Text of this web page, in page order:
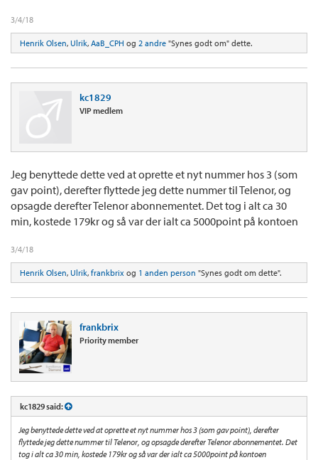
3/4/18
Henrik Olsen, Ulrik, AaB_CPH og 2 andre "Synes godt om" dette.
kc1829
VIP medlem
Jeg benyttede dette ved at oprette et nyt nummer hos 3 (som
gav point), derefter flyttede jeg dette nummer til Telenor, og
opsagde derefter Telenor abonnementet. Det tog i alt ca 30
min, kostede 179kr og så var der ialt ca 5000point på kontoen
3/4/18
Henrik Olsen, Ulrik, frankbrix og 1 anden person "Synes godt om dette".
frankbrix
Priority member
kc1829 said:
Jeg benyttede dette ved at oprette et nyt nummer hos 3 (som gav point), derefter
flyttede jeg dette nummer til Telenor, og opsagde derefter Telenor abonnementet. Det
tog i alt ca 30 min, kostede 179kr og så var der ialt ca 5000point på kontoen